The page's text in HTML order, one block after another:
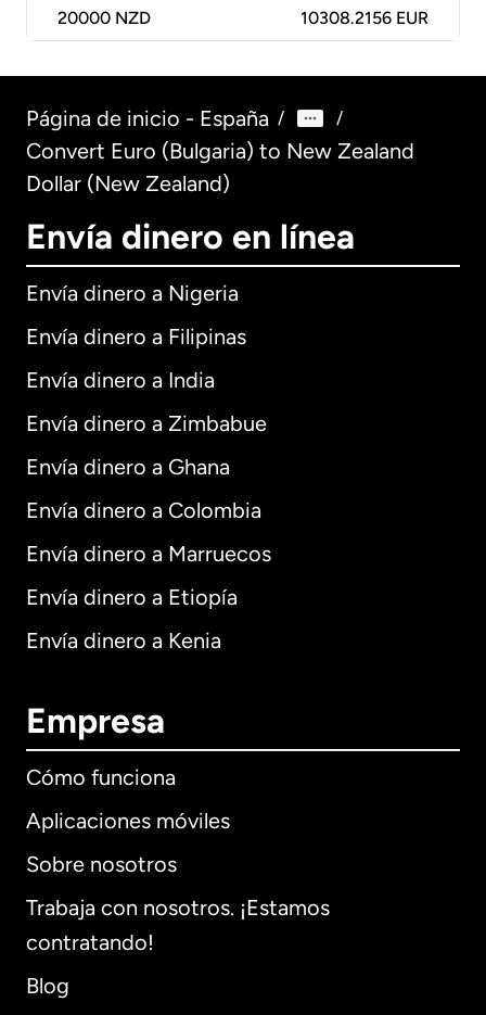
20000 NZD 10308.2156 EUR
Página de inicio - España / /
Convert Euro (Bulgaria) to New Zealand
Dollar (New Zealand)
Envía dinero en línea
Envía dinero a Nigeria
Envía dinero a Filipinas
Envía dinero a India
Envía dinero a Zimbabue
Envía dinero a Ghana
Envía dinero a Colombia
Envía dinero a Marruecos
Envía dinero a Etiopía
Envía dinero a Kenia
Empresa
Cómo funciona
Aplicaciones móviles
Sobre nosotros
Trabaja con nosotros. ¡Estamos
contratando!
Blog